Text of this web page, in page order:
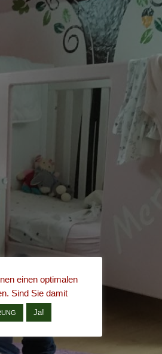
einen optimalen
Sind Sie damit
Ja!